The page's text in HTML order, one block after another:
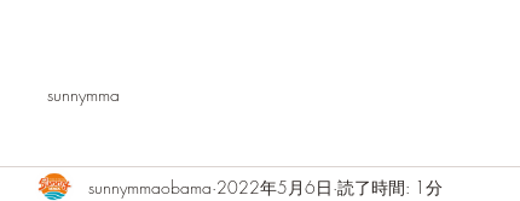
sunnymma
sunnymmaobama 2022年5月6日 読了時間: 1分